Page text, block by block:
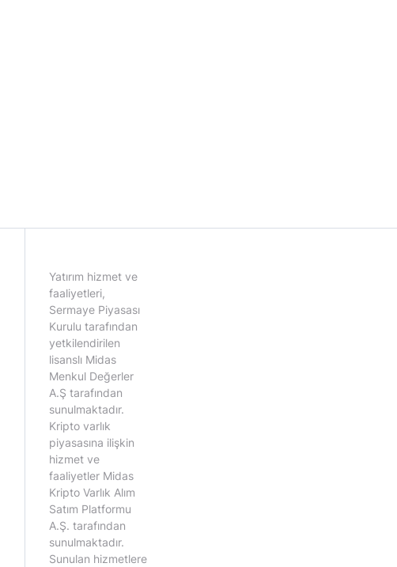
Yatırım hizmet ve
faaliyetleri,
Sermaye Piyasası
Kurulu tarafından
yetkilendirilen
lisanslı Midas
Menkul Değerler
A.Ş tarafından
sunulmaktadır.
Kripto varlık
piyasasına ilişkin
hizmet ve
faaliyetler Midas
Kripto Varlık Alım
Satım Platformu
A.Ş. tarafından
sunulmaktadır.
Sunulan hizmetlere